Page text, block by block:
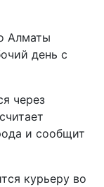
Алматы
день с
через
и сообщит
курьеру во